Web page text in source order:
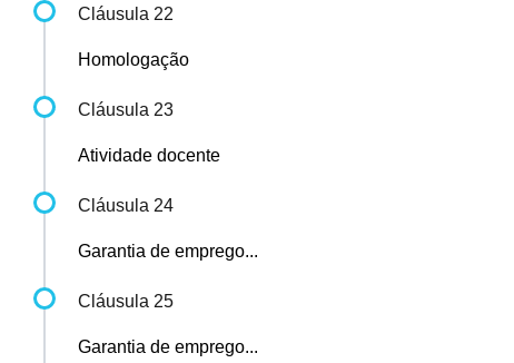
Cláusula 22
Homologação
Cláusula 23
Atividade docente
Cláusula 24
Garantia de emprego...
Cláusula 25
Garantia de emprego...